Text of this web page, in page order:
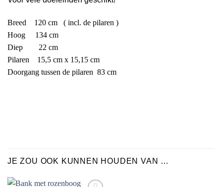
Breed 120 cm ( incl. de pilaren )
Hoog 134 cm
Diep 22 cm
Pilaren 15,5 cm x 15,15 cm
Doorgang tussen de pilaren 83 cm
JE ZOU OOK KUNNEN HOUDEN VAN …